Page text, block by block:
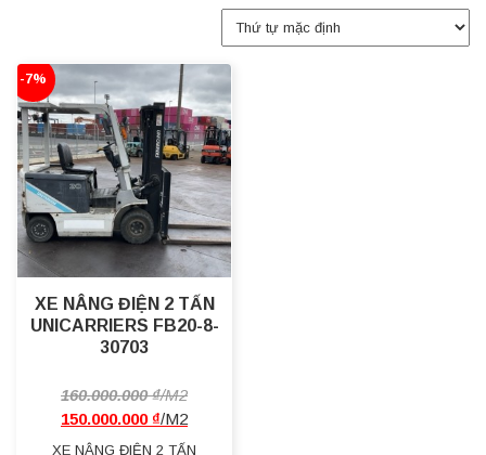
-7%
XE NÂNG ĐIỆN 2 TẤN
UNICARRIERS FB20-8-
30703
160.000.000₫
150.000.000 ₫
XE NÂNG ĐIỆN 2 TẤN